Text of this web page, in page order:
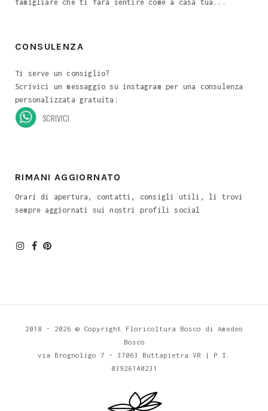
famigliare che ti farà sentire come a casa tua...
CONSULENZA
Ti serve un consiglio?
Scrivici un messaggio su instagram per una consulenza
personalizzata gratuita:
SCRIVICI
RIMANI AGGIORNATO
Orari di apertura, contatti, consigli utili, li trovi
sempre aggiornati sui nostri profili social
2018 - 2026 © Copyright Floricoltura Bosco di Amedeo
Bosco
via Brognoligo 7 - 37063 Buttapietra VR | P.I.
03926140231